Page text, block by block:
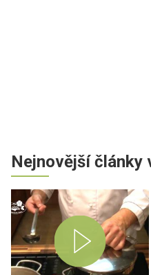
Nejnovější články